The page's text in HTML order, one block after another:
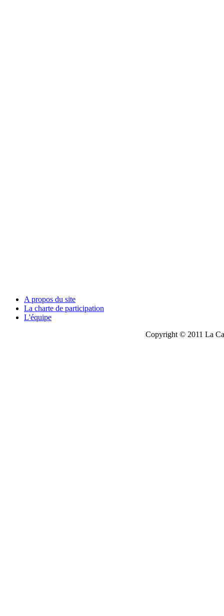
A propos du site
La charte de participation
L'équipe
Copyright © 2011 La